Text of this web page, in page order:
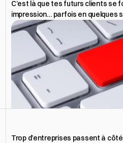
Ressources
C’est là que tes futurs clients se
impression… parfois en quelques
Trop d’entreprises passent à